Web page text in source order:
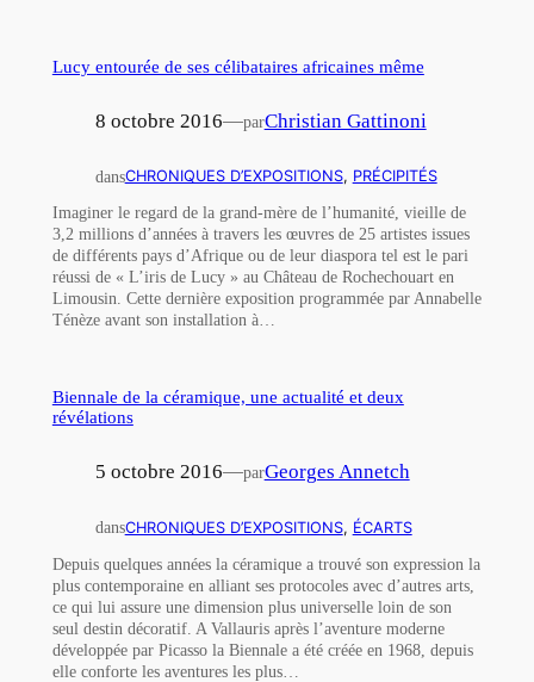
Lucy entourée de ses célibataires africaines même
8 octobre 2016—parChristian Gattinoni
dansCHRONIQUES D’EXPOSITIONS, PRÉCIPITÉS
Imaginer le regard de la grand-mère de l’humanité, vieille de
3,2 millions d’années à travers les œuvres de 25 artistes issues
de différents pays d’Afrique ou de leur diaspora tel est le pari
réussi de « L’iris de Lucy » au Château de Rochechouart en
Limousin. Cette dernière exposition programmée par Annabelle
Ténèze avant son installation à…
Biennale de la céramique, une actualité et deux
révélations
5 octobre 2016—parGeorges Annetch
dansCHRONIQUES D’EXPOSITIONS, ÉCARTS
Depuis quelques années la céramique a trouvé son expression la
plus contemporaine en alliant ses protocoles avec d’autres arts,
ce qui lui assure une dimension plus universelle loin de son
seul destin décoratif. A Vallauris après l’aventure moderne
développée par Picasso la Biennale a été créée en 1968, depuis
elle conforte les aventures les plus…